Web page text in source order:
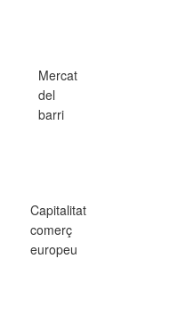
Mercat
del
barri
Capitalitat
comerç
europeu